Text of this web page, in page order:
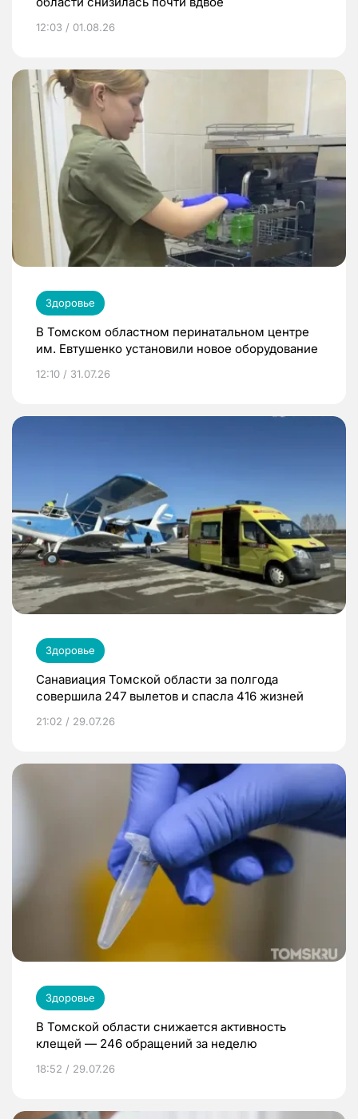
12:03 / 01.08.26
Здоровье
В Томском областном перинатальном центре
им. Евтушенко установили новое оборудование
12:10 / 31.07.26
Здоровье
Санавиация Томской области за полгода
совершила 247 вылетов и спасла 416 жизней
21:02 / 29.07.26
Здоровье
В Томской области снижается активность
клещей — 246 обращений за неделю
18:52 / 29.07.26